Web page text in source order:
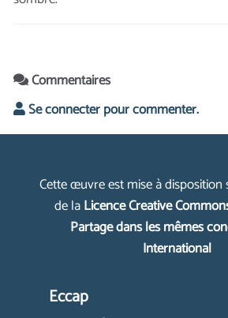
Commentaires
Se connecter pour commenter.
Cette œuvre est mise à disposition
de laLicence Creative
Partage dans les mêmes
International
Eccap